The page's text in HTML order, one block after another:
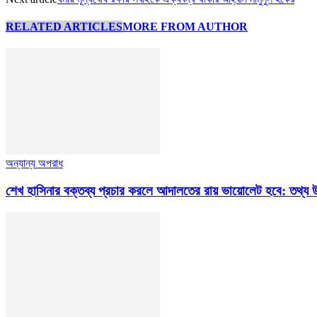
RELATED ARTICLESMORE FROM AUTHOR
অন্যান্য অপরাধ
শেখ হাসিনার বক্তব্য প্রচার করলে আদালতের রায় ভায়োলেট হবে: তথ্য